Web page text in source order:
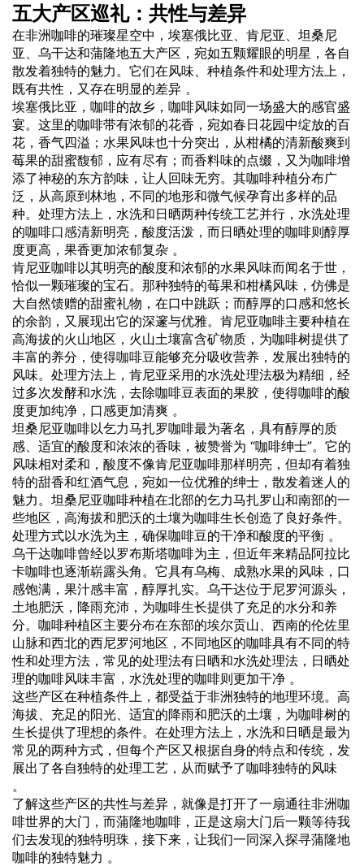
五大产区巡礼：共性与差异
在非洲咖啡的璀璨星空中，埃塞俄比亚、肯尼亚、坦桑尼
亚、乌干达和蒲隆地五大产区，宛如五颗耀眼的明星，各自
散发着独特的魅力。它们在风味、种植条件和处理方法上，
既有共性，又存在明显的差异 。
埃塞俄比亚，咖啡的故乡，咖啡风味如同一场盛大的感官盛
宴。这里的咖啡带有浓郁的花香，宛如春日花园中绽放的百
花，香气四溢；水果风味也十分突出，从柑橘的清新酸爽到
莓果的甜蜜馥郁，应有尽有；而香料味的点缀，又为咖啡增
添了神秘的东方韵味，让人回味无穷。其咖啡种植分布广
泛，从高原到林地，不同的地形和微气候孕育出多样的品
种。处理方法上，水洗和日晒两种传统工艺并行，水洗处理
的咖啡口感清新明亮，酸度活泼，而日晒处理的咖啡则醇厚
度更高，果香更加浓郁复杂 。
肯尼亚咖啡以其明亮的酸度和浓郁的水果风味而闻名于世，
恰似一颗璀璨的宝石。那种独特的莓果和柑橘风味，仿佛是
大自然馈赠的甜蜜礼物，在口中跳跃；而醇厚的口感和悠长
的余韵，又展现出它的深邃与优雅。肯尼亚咖啡主要种植在
高海拔的火山地区，火山土壤富含矿物质，为咖啡树提供了
丰富的养分，使得咖啡豆能够充分吸收营养，发展出独特的
风味。处理方法上，肯尼亚采用的水洗处理法极为精细，经
过多次发酵和水洗，去除咖啡豆表面的果胶，使得咖啡的酸
度更加纯净，口感更加清爽 。
坦桑尼亚咖啡以乞力马扎罗咖啡最为著名，具有醇厚的质
感、适宜的酸度和浓浓的香味，被赞誉为 “咖啡绅士”。它的
风味相对柔和，酸度不像肯尼亚咖啡那样明亮，但却有着独
特的甜香和红酒气息，宛如一位优雅的绅士，散发着迷人的
魅力。坦桑尼亚咖啡种植在北部的乞力马扎罗山和南部的一
些地区，高海拔和肥沃的土壤为咖啡生长创造了良好条件。
处理方式以水洗为主，确保咖啡豆的干净和酸度的平衡 。
乌干达咖啡曾经以罗布斯塔咖啡为主，但近年来精品阿拉比
卡咖啡也逐渐崭露头角。它具有乌梅、成熟水果的风味，口
感饱满，果汁感丰富，醇厚扎实。乌干达位于尼罗河源头，
土地肥沃，降雨充沛，为咖啡生长提供了充足的水分和养
分。咖啡种植区主要分布在东部的埃尔贡山、西南的伦佐里
山脉和西北的西尼罗河地区，不同地区的咖啡具有不同的特
性和处理方法，常见的处理法有日晒和水洗处理法，日晒处
理的咖啡风味丰富，水洗处理的咖啡则更加干净 。
这些产区在种植条件上，都受益于非洲独特的地理环境。高
海拔、充足的阳光、适宜的降雨和肥沃的土壤，为咖啡树的
生长提供了理想的条件。在处理方法上，水洗和日晒是最为
常见的两种方式，但每个产区又根据自身的特点和传统，发
展出了各自独特的处理工艺，从而赋予了咖啡独特的风味
。
了解这些产区的共性与差异，就像是打开了一扇通往非洲咖
啡世界的大门，而蒲隆地咖啡，正是这扇大门后一颗等待我
们去发现的独特明珠，接下来，让我们一同深入探寻蒲隆地
咖啡的独特魅力 。